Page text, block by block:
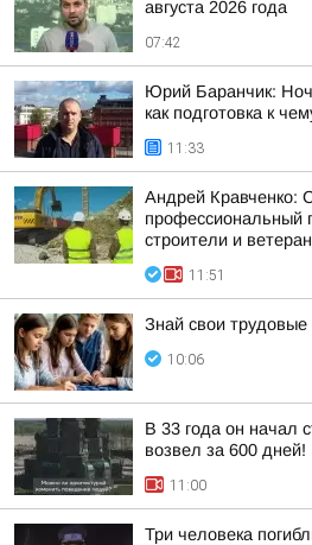
августа 2026 года
07:42
Юрий Баранчик:
как подготовка к
11:33
Андрей Кравченко:
профессиональный
строители и
11:51
Знай свои трудовые
10:06
В 33 года он начал
возвел за 600 дней!
11:00
Три человека